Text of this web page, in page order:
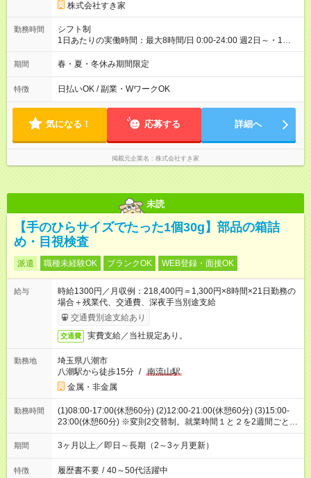
株式会社すき家
勤務時間
シフト制
1日あたりの実働時間：最大8時間/日 0:00-24:00 週2日～・1日
2h～OK ＜シフト例＞ 〇朝帯 5:00-9:00 〇昼帯 9:00-14:00 〇午
後帯 14:00-18:00 〇夜帯 18:00-22:00 〇深夜帯 22:00-翌5:00 基
ます♪
期間 春・夏・冬休み期間限定
特徴 日払いOK / 副業・WワークOK
気になる！ 応募する 詳細へ
掲載元企業名 株式会社すき家
未読
【手のひらサイズでたった1個30g】部品の箱詰
め・目視検査
派遣 職種未経験OK ブランクOK WEB登録・面接OK
給与
時給1300円／月収例：218,400円＝1,300円×8時間×21日勤務の
場合＋残業代、交通費、深夜手当別途支給
交通費別途支給あり
交通費 実費支給／当社規定あり。
勤務地
埼玉県八潮市
八潮駅から徒歩15分 / 南流山駅
金属・非金属
勤務時間
(1)08:00-17:00(休憩60分) (2)12:00-21:00(休憩60分) (3)15:00-
23:00(休憩60分) ※変則2交替制。就業時間１と２を2週間ごとの
交替勤務。生産量により就業時間３になることもあり
期間 3ヶ月以上／即日～長期（2～3ヶ月更新）
特徴 履歴書不要 / 40～50代活躍中